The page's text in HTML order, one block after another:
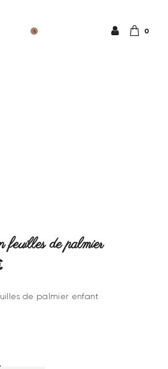
0
feuilles de palmier
de palmier enfant